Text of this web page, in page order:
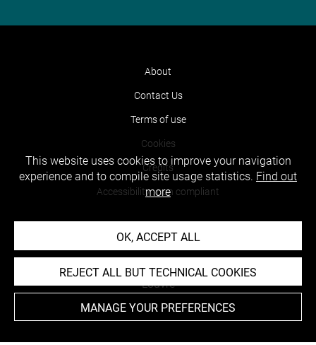
About
Contact Us
Terms of use
Cookies
Credits
Accessibility : non compliant
This website uses cookies to improve your navigation
experience and to compile site usage statistics. Find out
more
OK, ACCEPT ALL
REJECT ALL BUT TECHNICAL COOKIES
MANAGE YOUR PREFERENCES